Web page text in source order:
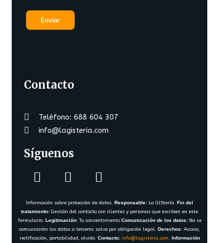
Contacto
Teléfono: 688 604 307
info@lagisteria.com
Síguenos
Información sobre protección de datos. Responsable: La GIStería. Fin del
tratamiento: Gestión del contacto con clientes y personas que escriben en este
formulario. Legitimación:Tu consentimiento Comunicación de los datos:No se
comunicarán los datos a terceros salvo por obligación legal. Derechos: Acceso,
rectificación, portabilidad, olvido. Contacto: info@lagisteria.com. Información